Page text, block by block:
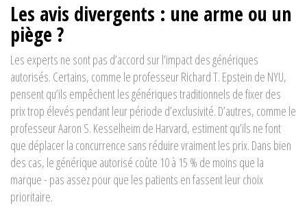
Les avis divergents : une arme ou un
piège ?
Les experts ne sont pas d’accord sur l’impact des génériques
autorisés. Certains, comme le professeur Richard T. Epstein de NYU,
pensent qu’ils empêchent les génériques traditionnels de fixer des
prix trop élevés pendant leur période d’exclusivité. D’autres, comme le
professeur Aaron S. Kesselheim de Harvard, estiment qu’ils ne font
que déplacer la concurrence sans réduire vraiment les prix. Dans bien
des cas, le générique autorisé coûte 10 à 15 % de moins que la
marque - pas assez pour que les patients en fassent leur choix
prioritaire.